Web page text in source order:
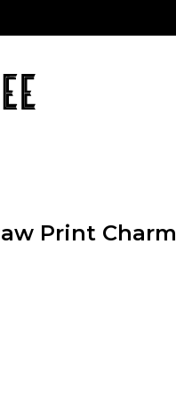
Print Charm